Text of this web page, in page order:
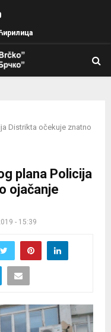
Youtube
Distrikta očekuje znatno
plana Policija
ojačanje
- 15:39